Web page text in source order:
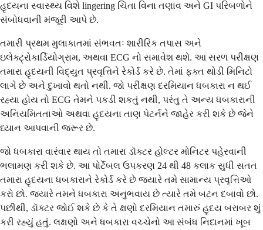
હૃદયના સ્વાસ્થ્ય વિશે lingering ચિંતા વિના તણાવ અને GI પરિબળોને
સંબોધવાની મંજૂરી આપે છે.
તમારી પ્રથમ મુલાકાતમાં સંભવતઃ શારીરિક તપાસ અને
ઇલેક્ટ્રોકાર્ડિયોગ્રામ, અથવા ECG નો સમાવેશ થશે. આ સરળ પરીક્ષણ
તમારા હૃદયની વિદ્યુત પ્રવૃત્તિને રેકોર્ડ કરે છે. તેમાં ફક્ત થોડી મિનિટો
લાગે છે અને દુખાવો થતો નથી. જો પરીક્ષણ દરમિયાન ધબકારા ન થઈ
રહ્યા હોય તો ECG તેમને પકડી શકતું નથી, પરંતુ તે અન્ય ધબકારાની
અનિયમિતતાઓ અથવા હૃદયના તાણ પેટર્નને જાહેર કરી શકે છે જેને
ધ્યાન આપવાની જરૂર છે.
જો ધબકારા વારંવાર થાય તો તમારા ડૉક્ટર હોલ્ટર મોનિટર પહેરવાની
ભલામણ કરી શકે છે. આ પોર્ટેબલ ઉપકરણ 24 થી 48 કલાક સુધી સતત
તમારા હૃદયના ધબકારાને રેકોર્ડ કરે છે જ્યારે તમે સામાન્ય પ્રવૃત્તિઓ
કરો છો. જ્યારે તમને ધબકારા અનુભવાય છે ત્યારે તમે બટન દબાવો છો.
પછીથી, ડૉક્ટર જોઈ શકે છે કે તે ક્ષણો દરમિયાન તમારું હૃદય બરાબર શું
કરી રહ્યું હતું. લક્ષણો અને ધબકારા વચ્ચેનો આ સંબંધ નિદાનમાં ખૂબ